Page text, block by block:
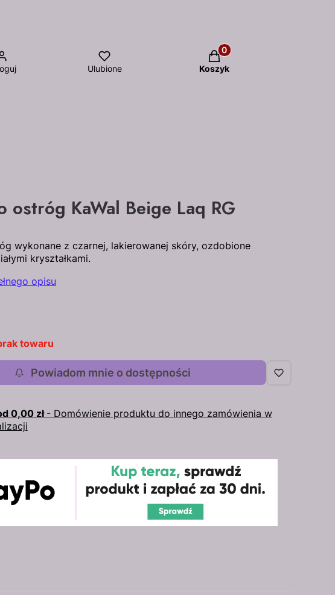
Ulubione
Produkty w koszyku: 0.
Koszyk
ostróg KaWal Beige Laq RG
wykonane z czarnej, lakierowanej skóry, ozdobione
kryształkami.
opisu
towaru
Powiadom mnie o dostępności
0,00 zł - Domówienie produktu do innego zamówienia w